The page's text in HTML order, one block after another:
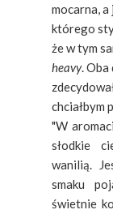
mocarna, a
którego
że w tym
heavy. Oba
chciałbym
"W
słodkie
wanilią.
smaku
świetnie